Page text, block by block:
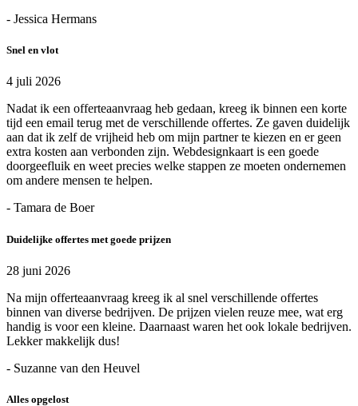
- Jessica Hermans
Snel en vlot
4 juli 2026
Nadat ik een offerteaanvraag heb gedaan, kreeg ik binnen een korte
tijd een email terug met de verschillende offertes. Ze gaven duidelijk
aan dat ik zelf de vrijheid heb om mijn partner te kiezen en er geen
extra kosten aan verbonden zijn. Webdesignkaart is een goede
doorgeefluik en weet precies welke stappen ze moeten ondernemen
om andere mensen te helpen.
- Tamara de Boer
Duidelijke offertes met goede prijzen
28 juni 2026
Na mijn offerteaanvraag kreeg ik al snel verschillende offertes
binnen van diverse bedrijven. De prijzen vielen reuze mee, wat erg
handig is voor een kleine. Daarnaast waren het ook lokale bedrijven.
Lekker makkelijk dus!
- Suzanne van den Heuvel
Alles opgelost